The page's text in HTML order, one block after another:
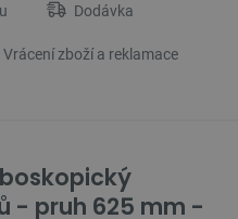
Dodávka
Vrácení zboží a reklamace
- pruh 625 mm -